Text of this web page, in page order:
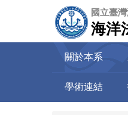
國立臺
海洋
關於本系
學術連結